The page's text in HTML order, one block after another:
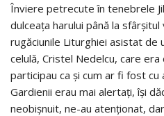
Înviere petrecute în tenebrele
dulceața harului până la
rugăciunile Liturghiei asis­tat de
celulă, Cristel Nedelcu, care
participau ca și cum ar fi fost cu
Gardienii erau mai alertați, își
neobișnuit, ne-au atenționat,